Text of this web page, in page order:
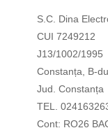
S.C. Dina
CUI 7249212
J13/1002/1995
Constanța, B-
Jud. Constanța
TEL.
Cont: RO26